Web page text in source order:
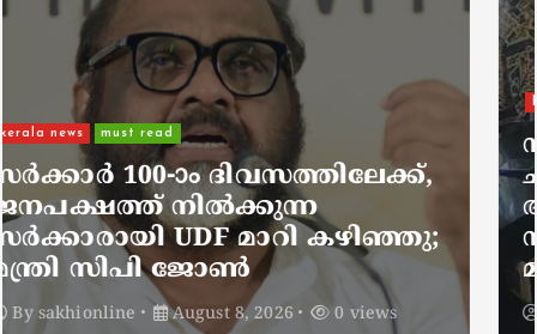
kerala news must read
നാടെങ്ങും പൊലീസ് തിരയുന്നു,
ചായകുടിക്കാൻ എടപ്പാളിലെത്തി
അർജുൻ ആയങ്കി;
സഞ്ചരിക്കുന്നത് വാഹനങ്ങൾ
മാറ്റി
Bysakhionline August 8, 2026 1 views